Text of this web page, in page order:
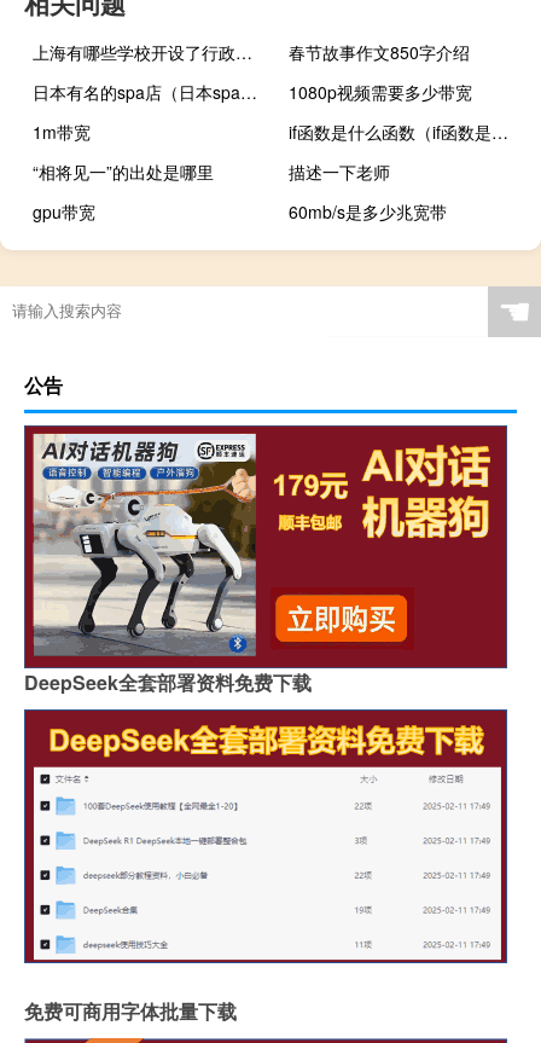
上海有哪些学校开设了行政管理专业
春节故事作文850字介绍
日本有名的spa店（日本spa美容简介）
1080p视频需要多少带宽
1m带宽
if函数是什么函数（if函数是什么意思）
“相将见一”的出处是哪里
描述一下老师
gpu带宽
60mb/s是多少兆宽带
☚
公告
DeepSeek全套部署资料免费下载
免费可商用字体批量下载